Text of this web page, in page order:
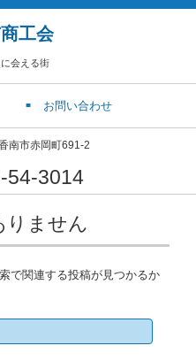
工会
会える街
お問い合わせ
南市赤岡町691-2
54-3014
りません
で関連する投稿が見つかるか